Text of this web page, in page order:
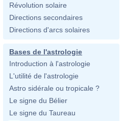
Révolution solaire
Directions secondaires
Directions d'arcs solaires
Bases de l'astrologie
Introduction à l'astrologie
L'utilité de l'astrologie
Astro sidérale ou tropicale ?
Le signe du Bélier
Le signe du Taureau